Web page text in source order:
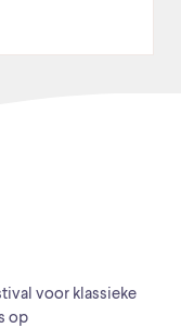
voor klassieke
op